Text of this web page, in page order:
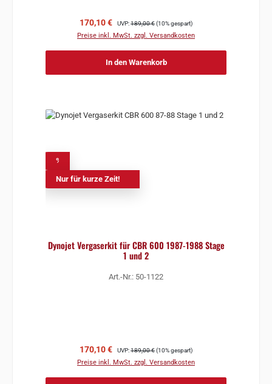
Verkaufspreis:
170,10 € Regulärer Preis:
UVP:189,00 €(10% gespart)
Preise inkl. MwSt. zzgl. Versandkosten
In den Warenkorb
Nur für kurze Zeit!
Dynojet Vergaserkit für CBR 600 1987-1988 Stage
1 und 2
Art.-Nr.: 50-1122
Verkaufspreis:
170,10 € Regulärer Preis:
UVP:189,00 €(10% gespart)
Preise inkl. MwSt. zzgl. Versandkosten